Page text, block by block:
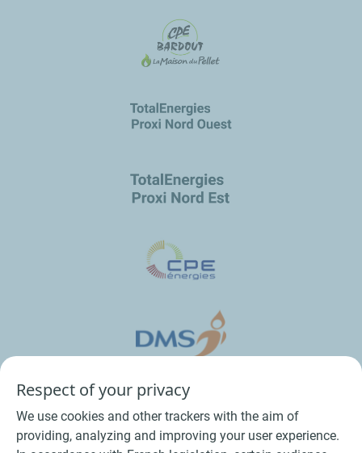
Respect of your privacy
We use cookies and other trackers with the aim of
providing, analyzing and improving your user experience.